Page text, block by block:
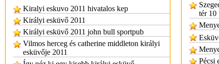
Kiralyi eskuvo 2011 hivatalos kep
Királyi esküvő 2011
Királyi esküvő 2011 john bull sportpub
Vilmos herceg és catherine middleton királyi
esküvője 2011
tér 10
Pécsi